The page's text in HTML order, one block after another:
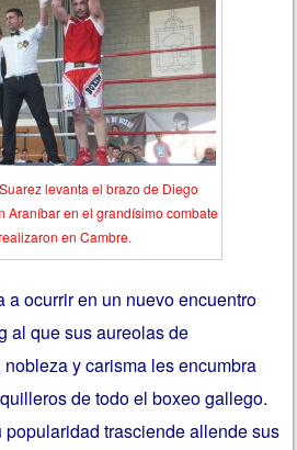
levanta el brazo de Diego
Araníbar en el grandísimo combate
en Cambre.
a ocurrir en un nuevo encuentro
al que sus aureolas de
y carisma les encumbra
de todo el boxeo gallego.
trasciende allende sus